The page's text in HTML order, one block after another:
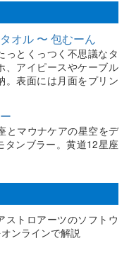
オル 〜 包むーん
っとくっつく不思議なタ
、アイピースやケーブル
。表面には月面をプリン
とマウナケアの星空をデ
タンブラー。黄道12星座
ストロアーツのソフトウ
ンラインで解説